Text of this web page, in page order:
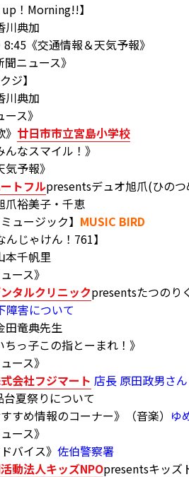
！Morning!!】
川典加
《交通情報＆天気予報》
ニュース》
ジ】
川典加
ス》
廿日市市立宮島小学校
なスマイル！》
予報》
トフルpresentsデュオ旭爪(ひの
爪裕美子・千恵
ュージック】 MUSIC BIRD
じゃけん！761】
本千帆里
ース》
タルクリニックpresentsたつのり
障害について
田竜典先生
っ子この指とーまれ！》
ース》
会社フジマート 店長 原田政男さん
夏祭りについて
すめ情報のコーナー》（音楽） ゆ
ース》
バイス》 佐伯警察署
動法人キッズNPOpresentsキッズ